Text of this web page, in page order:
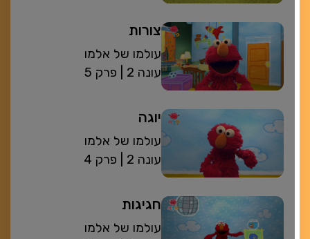
צורות
עולמו של אלמו
פרק 5
| עונה 2
יוגה
עולמו של אלמו
פרק 4
| עונה 2
חגיגות
עולמו של אלמו